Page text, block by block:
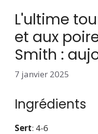
L'ultime
et aux
Smith :
7 janvier 2025
Ingrédients
Sert: 4-6